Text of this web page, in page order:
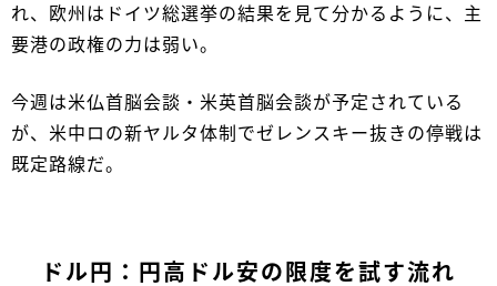
れ、欧州はドイツ総選挙の結果を見て分かるように、主
要港の政権の力は弱い。
今週は米仏首脳会談・米英首脳会談が予定されている
が、米中ロの新ヤルタ体制でゼレンスキー抜きの停戦は
既定路線だ。
ドル円：円高ドル安の限度を試す流れ